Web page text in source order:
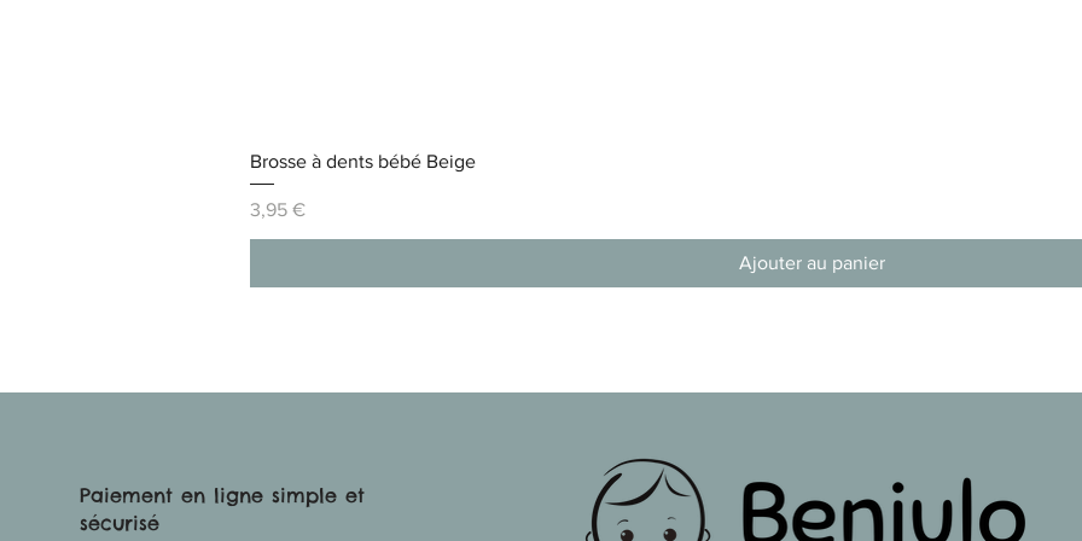
Brosse à dents bébé Beige
Prix
3,95 €
Ajouter au panier
Paiement en ligne simple et
sécurisé